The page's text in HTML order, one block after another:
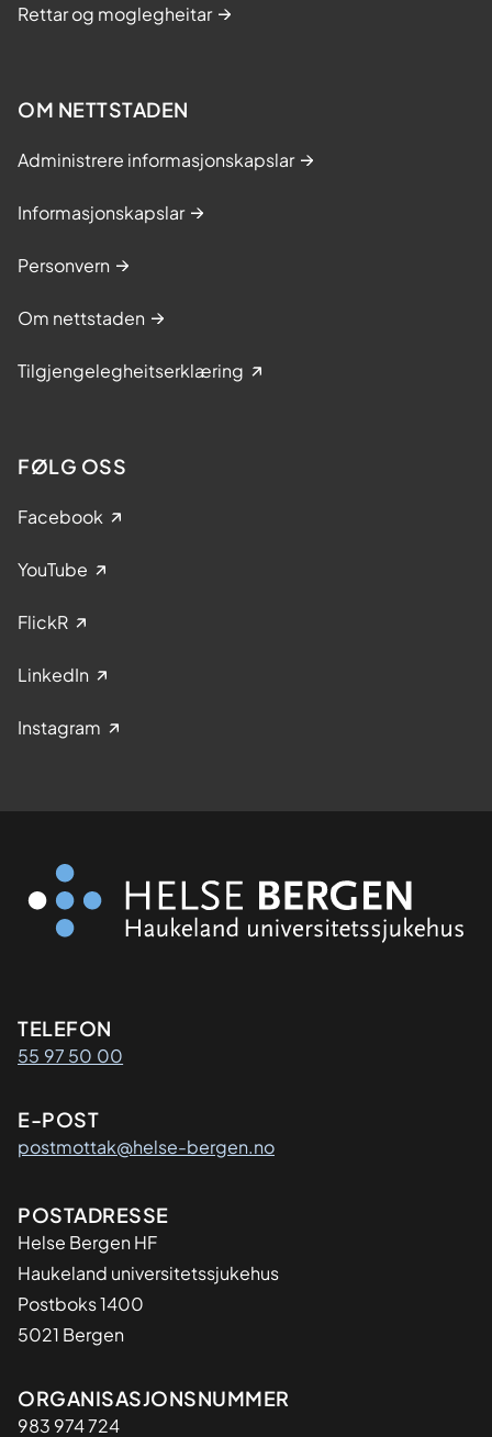
Rettar og moglegheitar
OM NETTSTADEN
Administrere informasjonskapslar
Informasjonskapslar
Personvern
Om nettstaden
Tilgjengelegheitserklæring
FØLG OSS
Facebook
YouTube
FlickR
LinkedIn
Instagram
Kontaktinformasjon
TELEFON
55 97 50 00
E-POST
postmottak@helse-bergen.no
Adresse
POSTADRESSE
Helse Bergen HF
Haukeland universitetssjukehus
Postboks 1400
5021 Bergen
Organisasjon
ORGANISASJONSNUMMER
983 974 724